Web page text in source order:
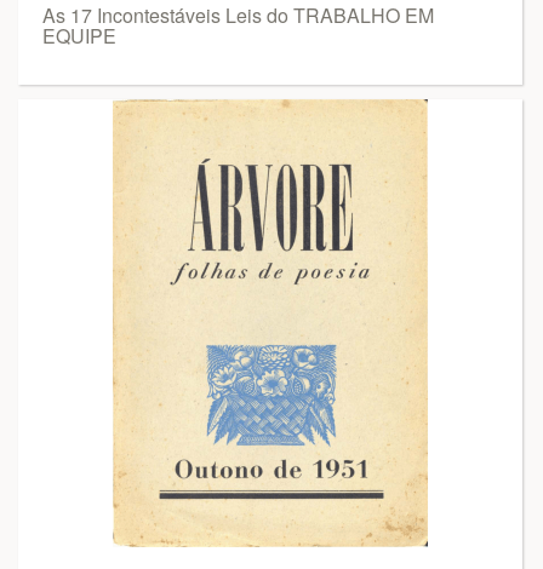
As 17 Incontestáveis Leis do TRABALHO EM
EQUIPE